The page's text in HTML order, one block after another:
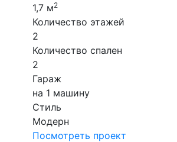
1,7 м2
Количество этажей
2
Количество спален
2
Гараж
на 1 машину
Стиль
Модерн
Посмотреть проект